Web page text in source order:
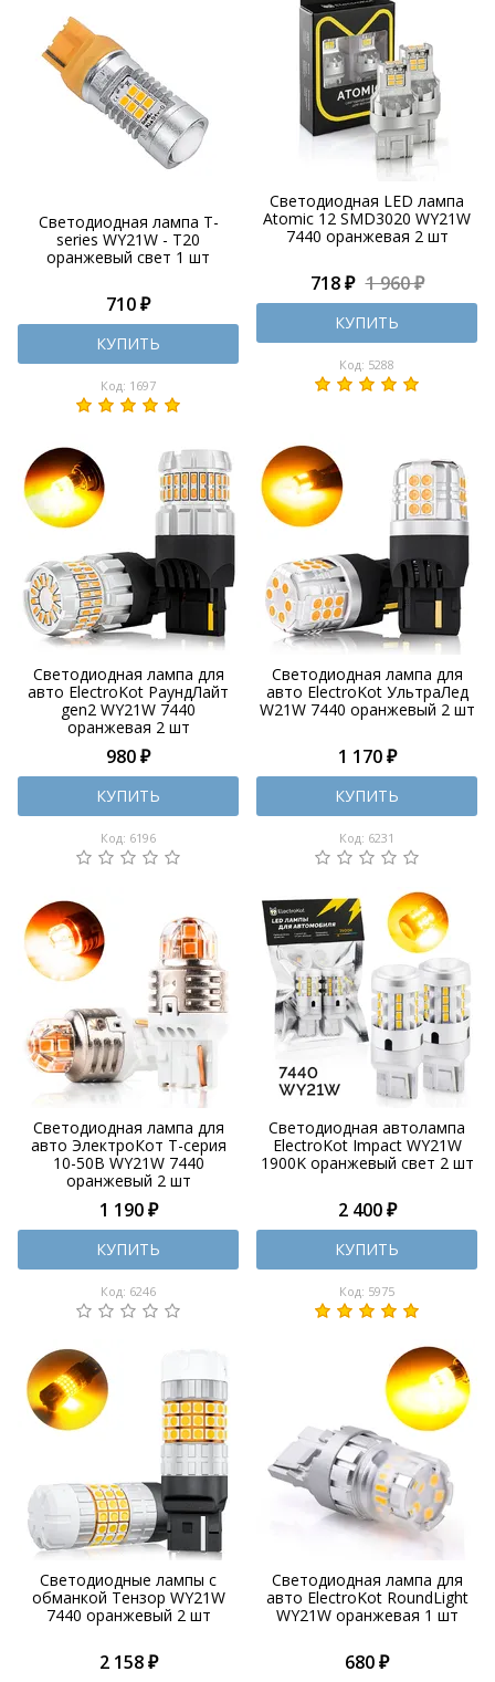
Светодиодная лампа T-
series WY21W - T20
оранжевый свет 1 шт
710 ₽
КУПИТЬ
Код: 1697
Светодиодная LED лампа
Atomic 12 SMD3020 WY21W
7440 оранжевая 2 шт
718 ₽ 1 960 ₽
КУПИТЬ
Код: 5288
Светодиодная лампа для
авто ElectroKot РаундЛайт
gen2 WY21W 7440
оранжевая 2 шт
980 ₽
КУПИТЬ
Код: 6196
Светодиодная лампа для
авто ElectroKot УльтраЛед
W21W 7440 оранжевый 2 шт
1 170 ₽
КУПИТЬ
Код: 6231
Светодиодная лампа для
авто ЭлектроКот Т-серия
10-50В WY21W 7440
оранжевый 2 шт
1 190 ₽
КУПИТЬ
Код: 6246
Светодиодная автолампа
ElectroKot Impact WY21W
1900K оранжевый свет 2 шт
2 400 ₽
КУПИТЬ
Код: 5975
Светодиодные лампы с
обманкой Тензор WY21W
7440 оранжевый 2 шт
2 158 ₽
Светодиодная лампа для
авто ElectroKot RoundLight
WY21W оранжевая 1 шт
680 ₽